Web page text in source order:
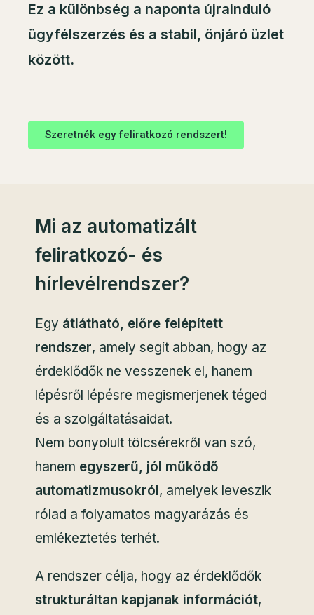
Ez a különbség a naponta újrainduló
ügyfélszerzés és a stabil, önjáró üzlet
között.
Szeretnék egy feliratkozó rendszert!
Mi az automatizált
feliratkozó- és
hírlevélrendszer?
Egy átlátható, előre felépített
rendszer, amely segít abban, hogy az
érdeklődők ne vesszenek el, hanem
lépésről lépésre megismerjenek téged
és a szolgáltatásaidat.
Nem bonyolult tölcsérekről van szó,
hanem egyszerű, jól működő
automatizmusokról, amelyek leveszik
rólad a folyamatos magyarázás és
emlékeztetés terhét.
A rendszer célja, hogy az érdeklődők
strukturáltan kapjanak információt,